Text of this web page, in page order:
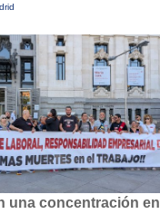
una concentración en